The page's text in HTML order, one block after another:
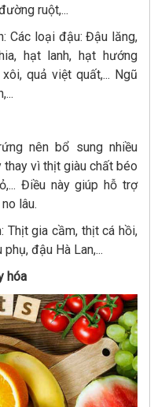
ruột,...
Các loại đậu: Đậu lăng,
hạt lanh, hạt hướng
quả việt quất,... Ngũ
nên bổ sung nhiều
thay vì thịt giàu chất béo
Điều này giúp hỗ trợ
lâu.
Thịt gia cầm, thịt cá hồi,
đậu Hà Lan,...
hóa